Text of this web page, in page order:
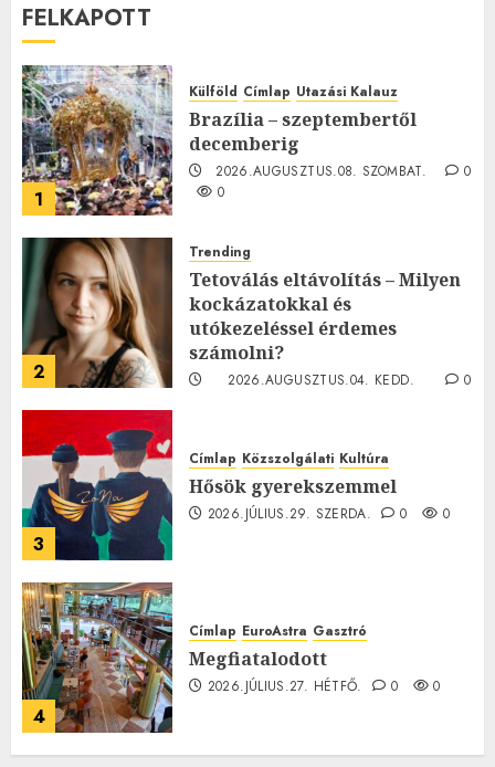
FELKAPOTT
1
Külföld Címlap Utazási Kalauz
Brazília – szeptembertől
decemberig
2026.AUGUSZTUS.08. SZOMBAT.
0
0
2
Trending
Tetoválás eltávolítás – Milyen
kockázatokkal és
utókezeléssel érdemes
számolni?
2026.AUGUSZTUS.04. KEDD.
0
3
Címlap Közszolgálati Kultúra
Hősök gyerekszemmel
2026.JÚLIUS.29. SZERDA. 0 0
4
Címlap EuroAstra Gasztró
Megfiatalodott
2026.JÚLIUS.27. HÉTFŐ. 0 0